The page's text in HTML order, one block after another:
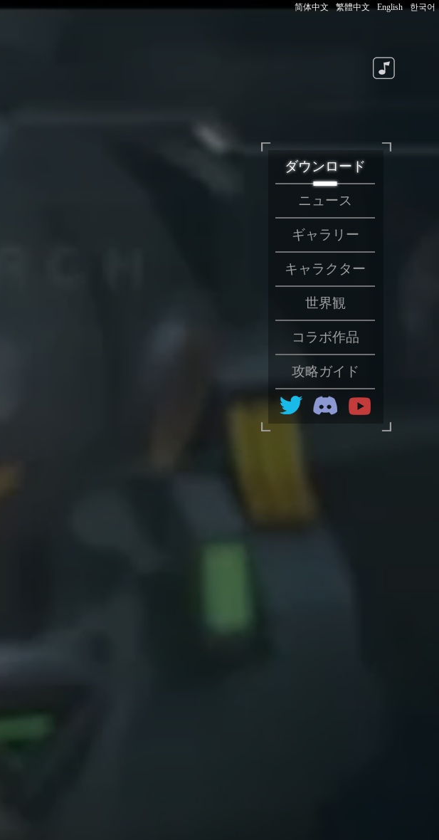
ダウンロード
ニュース
ギャラリー
キャラクター
世界観
コラボ作品
攻略ガイド
简体中文 繁體中文 English 한국어